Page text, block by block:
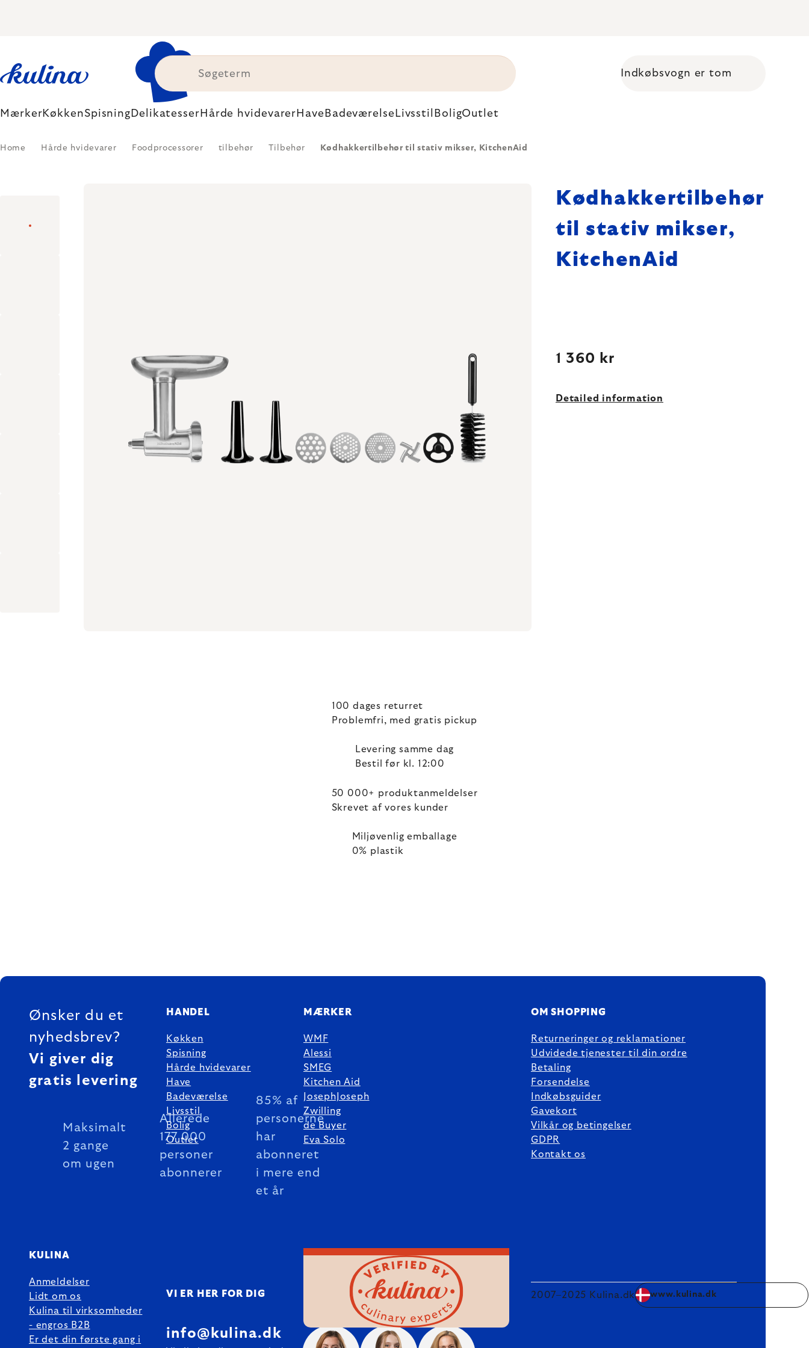
Shopping cart
Indkøbsvogn er tom
MærkerKøkkenSpisning Delikatesser Hårde hvidevarer Have Badeværelse Livsstil BoligOutlet
Home Hårde hvidevarer Foodprocessorer tilbehør Tilbehør Kødhakkertilbehør til stativ mikser, KitchenAid
Kødhakkertilbehør
til stativ mikser,
KitchenAid
1 360 kr
Detailed information
100 dages returret
Problemfri, med gratis pickup
Levering samme dag
Bestil før kl. 12:00
50 000+ produktanmeldelser
Skrevet af vores kunder
Miljøvenlig emballage
0% plastik
FOOTER
Ønsker du et
nyhedsbrev?
Vi giver dig
gratis levering
Maksimalt
2 gange
om ugen
Allerede
177 000
personer
abonnerer
85% af
personerne
har
abonneret
i mere end
et år
HANDEL
Køkken
Spisning
Hårde hvidevarer
Have
Badeværelse
Livsstil
Bolig
Outlet
MÆRKER
WMF
Alessi
SMEG
Kitchen Aid
JosephJoseph
Zwilling
de Buyer
Eva Solo
OM SHOPPING
Returneringer og reklamationer
Udvidede tjenester til din ordre
Betaling
Forsendelse
Indkøbsguider
Gavekort
Vilkår og betingelser
GDPR
Kontakt os
KULINA
Anmeldelser
Lidt om os
Kulina til virksomheder
- engros B2B
Er det din første gang i
VI ER HER FOR DIG
info@kulina.dk
2007–2025 Kulina.dk www.kulina.dk